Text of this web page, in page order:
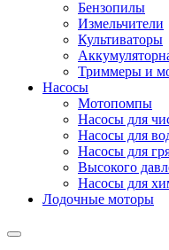
Бензопилы
Измельчители
Культиваторы
Триммеры и
Насосы
Мотопомпы
Насосы для
Насосы для
Насосы для
Высокого
Насосы для
Лодочные моторы